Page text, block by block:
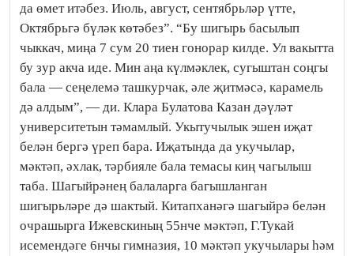
да өмет итәбез. Июль, август, сентябрьләр үтте,
Октябрьгә бүләк көтәбез”. “Бу шигырь басылып
чыккач, миңа 7 сум 20 тиен гонорар килде. Ул вакытта
бу зур акча иде. Мин аңа күлмәклек, сугыштан соңгы
бала — сеңелемә ташкурчак, әле җитмәсә, карамель
дә алдым”, — ди. Клара Булатова Казан дәүләт
университетын тәмамлый. Укытучылык эшен иҗат
белән бергә үреп бара. Иҗатында да укучылар,
мәктәп, әхлак, тәрбияле бала темасы киң чагылыш
таба. Шагыйрәнең балаларга багышланган
шигырьләре дә шактый. Китапханәгә шагыйрә белән
очрашырга Ижевскиның 55нче мәктәп, Г.Тукай
исемендәге 6нчы гимназия, 10 мәктәп укучылары һәм